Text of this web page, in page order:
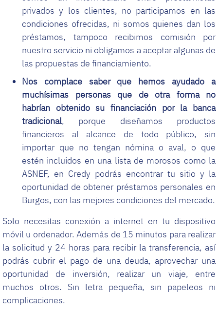
privados y los clientes, no participamos en las
condiciones ofrecidas, ni somos quienes dan los
préstamos, tampoco recibimos comisión por
nuestro servicio ni obligamos a aceptar algunas de
las propuestas de financiamiento.
Nos complace saber que hemos ayudado a
muchísimas personas que de otra forma no
habrían obtenido su financiación por la banca
tradicional, porque diseñamos productos
financieros al alcance de todo público, sin
importar que no tengan nómina o aval, o que
estén incluidos en una lista de morosos como la
ASNEF, en Credy podrás encontrar tu sitio y la
oportunidad de obtener préstamos personales en
Burgos, con las mejores condiciones del mercado.
Solo necesitas conexión a internet en tu dispositivo
móvil u ordenador. Además de 15 minutos para realizar
la solicitud y 24 horas para recibir la transferencia, así
podrás cubrir el pago de una deuda, aprovechar una
oportunidad de inversión, realizar un viaje, entre
muchos otros. Sin letra pequeña, sin papeleos ni
complicaciones.